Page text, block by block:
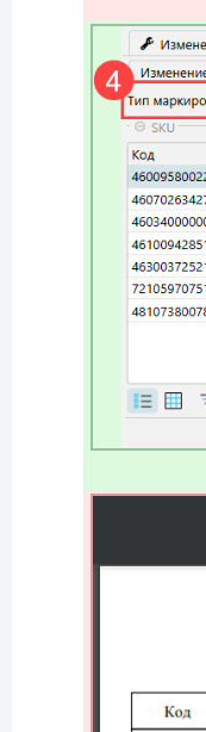
литр товара
операции
консультантов
продаж